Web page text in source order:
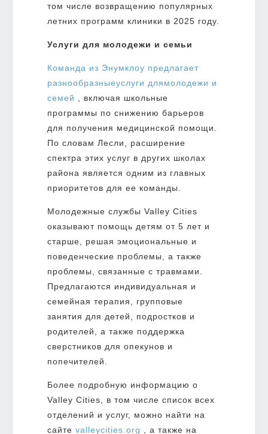
том числе возвращению популярных
летних программ клиники в 2025 году.
Услуги для молодежи и семьи
Команда из Энумклоу предлагает
разнообразныеуслуги длямолодежи и
семей
, включая школьные
программы по снижению барьеров
для получения медицинской помощи.
По словам Лесли, расширение
спектра этих услуг в других школах
района является одним из главных
приоритетов для ее команды.
Молодежные службы Valley Cities
оказывают помощь детям от 5 лет и
старше, решая эмоциональные и
поведенческие проблемы, а также
проблемы, связанные с травмами.
Предлагаются индивидуальная и
семейная терапия, групповые
занятия для детей, подростков и
родителей, а также поддержка
сверстников для опекунов и
попечителей.
Более подробную информацию о
Valley Cities, в том числе список всех
отделений и услуг, можно найти на
сайте valleycities.org , а также на